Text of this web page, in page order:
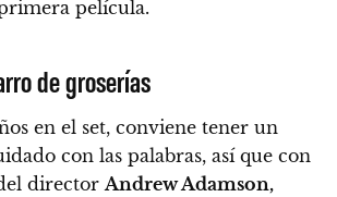
película.
de groserías
en el set, conviene tener un
con las palabras, así que con
directorAndrew Adamson,